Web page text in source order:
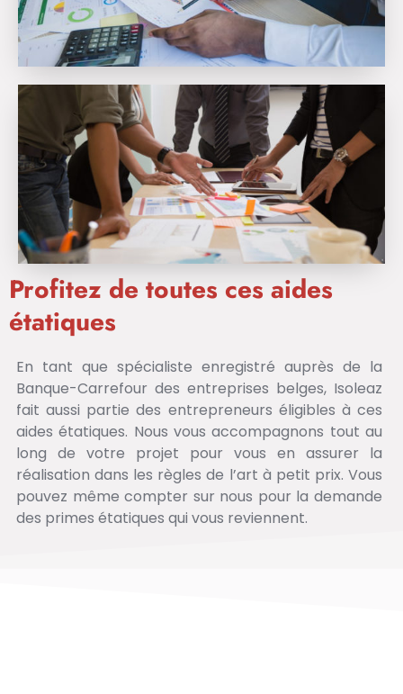
Profitez de toutes ces aides
étatiques
En tant que spécialiste enregistré auprès de la
Banque-Carrefour des entreprises belges, Isoleaz
fait aussi partie des entrepreneurs éligibles à ces
aides étatiques. Nous vous accompagnons tout au
long de votre projet pour vous en assurer la
réalisation dans les règles de l’art à petit prix. Vous
pouvez même compter sur nous pour la demande
des primes étatiques qui vous reviennent.